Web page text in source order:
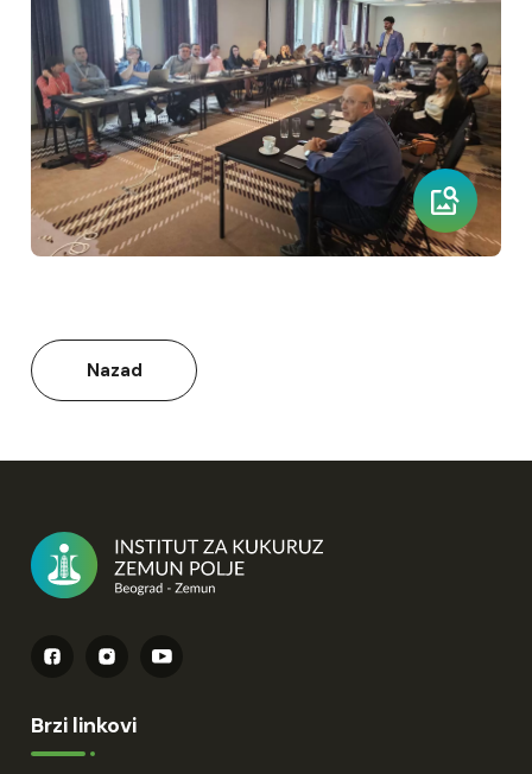
Nazad
Brzi linkovi